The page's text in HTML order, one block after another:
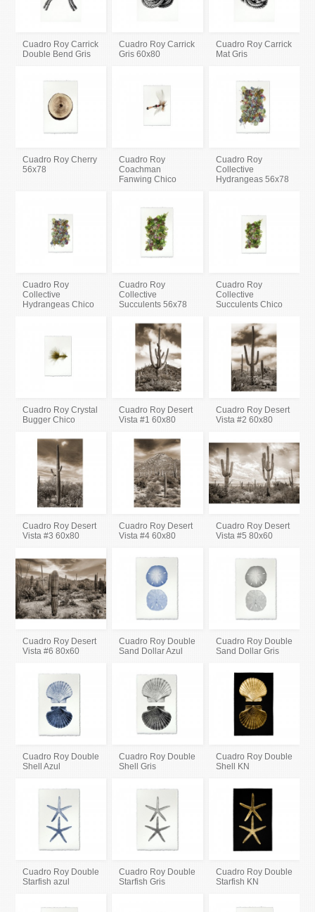
Cuadro Roy Carrick
Double Bend Gris
Cuadro Roy Carrick
Gris 60x80
Cuadro Roy Carrick
Mat Gris
Cuadro Roy Cherry
56x78
Cuadro Roy
Coachman
Fanwing Chico
Cuadro Roy
Collective
Hydrangeas 56x78
Cuadro Roy
Collective
Hydrangeas Chico
Cuadro Roy
Collective
Succulents 56x78
Cuadro Roy
Collective
Succulents Chico
Cuadro Roy Crystal
Bugger Chico
Cuadro Roy Desert
Vista #1 60x80
Cuadro Roy Desert
Vista #2 60x80
Cuadro Roy Desert
Vista #3 60x80
Cuadro Roy Desert
Vista #4 60x80
Cuadro Roy Desert
Vista #5 80x60
Cuadro Roy Desert
Vista #6 80x60
Cuadro Roy Double
Sand Dollar Azul
Cuadro Roy Double
Sand Dollar Gris
Cuadro Roy Double
Shell Azul
Cuadro Roy Double
Shell Gris
Cuadro Roy Double
Shell KN
Cuadro Roy Double
Starfish azul
Cuadro Roy Double
Starfish Gris
Cuadro Roy Double
Starfish KN